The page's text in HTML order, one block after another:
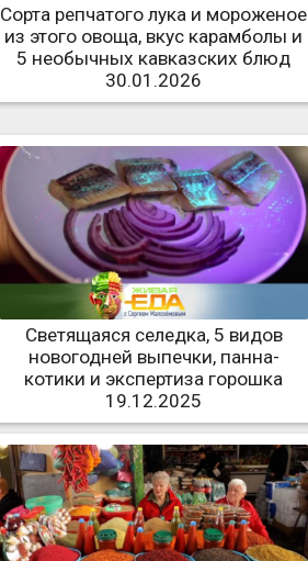
Сорта репчатого лука и мороженое
из этого овоща, вкус карамболы и
5 необычных кавказских блюд
30.01.2026
Светящаяся селедка, 5 видов
новогодней выпечки, панна-
котики и экспертиза горошка
19.12.2025